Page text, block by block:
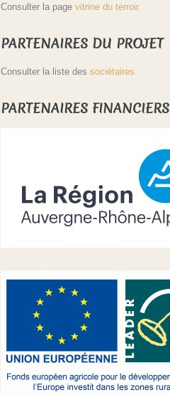
Consulter la pagevitrine du terroir.
PARTENAIRES DU PROJET
Consulter la liste dessociétaires.
PARTENAIRES FINANCIERS